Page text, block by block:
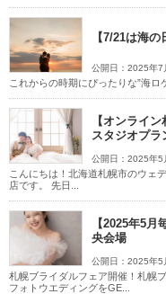
【7/21は海
公開日：2025年7
これからの時期にぴったりな”海ロ
【オンライ
スタジオプラ
公開日：2025年5
こんにちは！北海道札幌市のウェ
店です。 先日...
【2025年5
央会場
公開日：2025年5
札幌ブライダルフェア開催！札幌
フォトウエディングをGE...